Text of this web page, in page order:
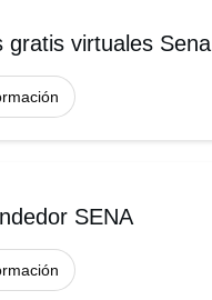
gratis virtuales Sena
SENA